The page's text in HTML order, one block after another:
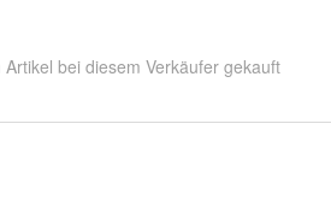
bei diesem Verkäufer gekauft